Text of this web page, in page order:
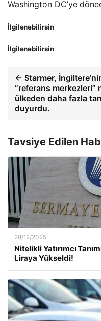
Washington DC’ye
İlgilenebilirsin
İlgilenebilirsin
← Starmer,
“referans merkezleri”
ülkeden daha fazla
duyurdu.
Tavsiye Edilen
28/12/2025
Nitelikli Yatırımcı
Liraya Yükseldi!